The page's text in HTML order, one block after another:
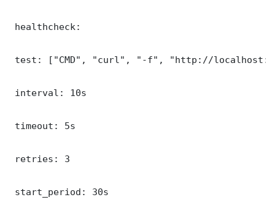
healthcheck:
test: ["CMD", "curl", "-f", "http://
interval: 10s
timeout: 5s
retries: 3
start_period: 30s